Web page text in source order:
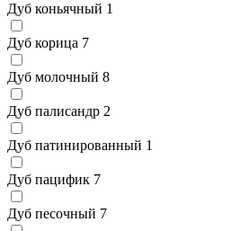
Дуб коньячный 1
Дуб корица 7
Дуб молочный 8
Дуб палисандр 2
Дуб патинированный 1
Дуб пацифик 7
Дуб песочный 7